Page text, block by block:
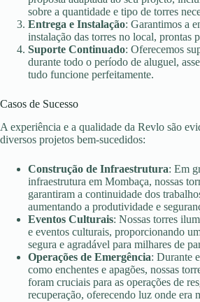
sobre a quantidade e tipo de torres
Entrega e Instalação: Garantimos a
instalação das torres no local, prontas
Suporte Continuado: Oferecemos
durante todo o período de aluguel,
tudo funcione perfeitamente.
Casos de Sucesso
A experiência e a qualidade da Revlo são
diversos projetos bem-sucedidos:
Construção de Infraestrutura: Em
infraestrutura em Mombaça, nossas
garantiram a continuidade dos
aumentando a produtividade e
Eventos Culturais: Nossas torres
e eventos culturais, proporcionando
segura e agradável para milhares de
Operações de Emergência: Durante
como enchentes e apagões, nossas
foram cruciais para as operações de
recuperação, oferecendo luz onde era